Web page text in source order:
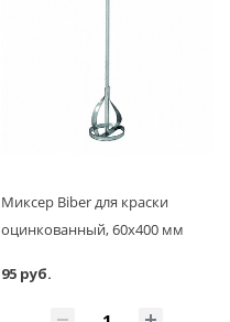
Миксер Biber для краски
оцинкованный, 60х400 мм
95 руб.